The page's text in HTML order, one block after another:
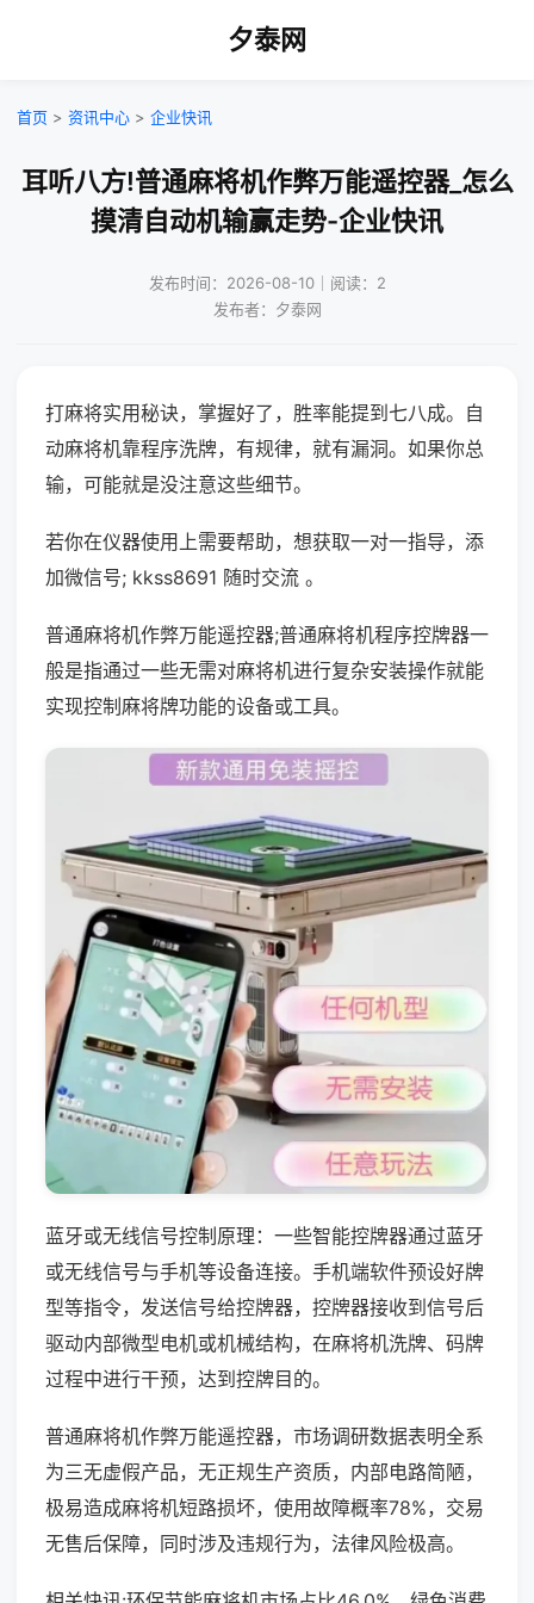
夕泰网
首页 > 资讯中心 > 企业快讯
耳听八方!普通麻将机作弊万能遥控器_怎么
摸清自动机输赢走势-企业快讯
发布时间：2026-08-10｜阅读：2
发布者：夕泰网
打麻将实用秘诀，掌握好了，胜率能提到七八成。自
动麻将机靠程序洗牌，有规律，就有漏洞。如果你总
输，可能就是没注意这些细节。
若你在仪器使用上需要帮助，想获取一对一指导，添
加微信号; kkss8691 随时交流 。
普通麻将机作弊万能遥控器;普通麻将机程序控牌器一
般是指通过一些无需对麻将机进行复杂安装操作就能
实现控制麻将牌功能的设备或工具。
蓝牙或无线信号控制原理：一些智能控牌器通过蓝牙
或无线信号与手机等设备连接。手机端软件预设好牌
型等指令，发送信号给控牌器，控牌器接收到信号后
驱动内部微型电机或机械结构，在麻将机洗牌、码牌
过程中进行干预，达到控牌目的。
普通麻将机作弊万能遥控器，市场调研数据表明全系
为三无虚假产品，无正规生产资质，内部电路简陋，
极易造成麻将机短路损坏，使用故障概率78%，交易
无售后保障，同时涉及违规行为，法律风险极高。